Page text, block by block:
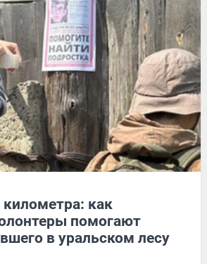
как
помогают
в уральском лесу